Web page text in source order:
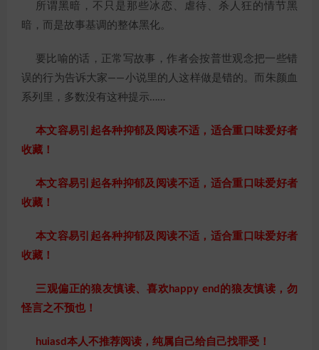
所谓黑暗，不只是那些冰恋、虐待、杀人狂的情节黑
暗，而是故事基调的整体黑化。
要比喻的话，正常写故事，作者会按普世观念把一些错
误的行为告诉大家——小说里的人这样做是错的。而朱颜血
系列里，多数没有这种提示……
本文容易引起各种抑郁及阅读不适，适合重口味爱好者
收藏！
本文容易引起各种抑郁及阅读不适，适合重口味爱好者
收藏！
本文容易引起各种抑郁及阅读不适，适合重口味爱好者
收藏！
三观偏正的狼友慎读、喜欢happy end的狼友慎读，勿
怪言之不预也！
huiasd本人不推荐阅读，纯属自己给自己找罪受！